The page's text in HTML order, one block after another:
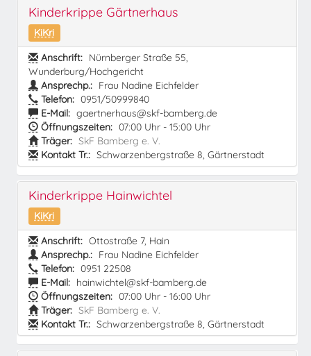
Kinderkrippe Gärtnerhaus
KiKri
Anschrift: Nürnberger Straße 55,
Wunderburg/Hochgericht
Ansprechp.: Frau Nadine Eichfelder
Telefon: 0951/50999840
E-Mail: gaertnerhaus@skf-bamberg.de
Öffnungszeiten: 07:00 Uhr - 15:00 Uhr
Träger: SkF Bamberg e. V.
Kontakt Tr.: Schwarzenbergstraße 8, Gärtnerstadt
Kinderkrippe Hainwichtel
KiKri
Anschrift: Ottostraße 7, Hain
Ansprechp.: Frau Nadine Eichfelder
Telefon: 0951 22508
E-Mail: hainwichtel@skf-bamberg.de
Öffnungszeiten: 07:00 Uhr - 16:00 Uhr
Träger: SkF Bamberg e. V.
Kontakt Tr.: Schwarzenbergstraße 8, Gärtnerstadt